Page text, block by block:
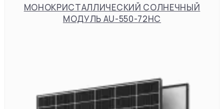
МОНОКРИСТАЛЛИЧЕСКИЙ СОЛНЕЧНЫЙ
МОДУЛЬ AU-550-72HC